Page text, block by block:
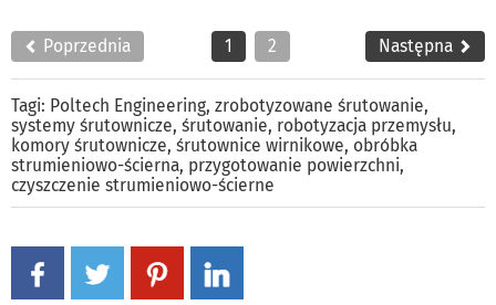
Poprzednia 1 2 Następna
Tagi: Poltech Engineering, zrobotyzowane śrutowanie,
systemy śrutownicze, śrutowanie, robotyzacja przemysłu,
komory śrutownicze, śrutownice wirnikowe, obróbka
strumieniowo-ścierna, przygotowanie powierzchni,
czyszczenie strumieniowo-ścierne